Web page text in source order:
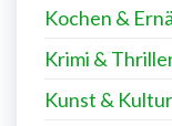
Kochen &
Krimi &
Kunst & Kultur